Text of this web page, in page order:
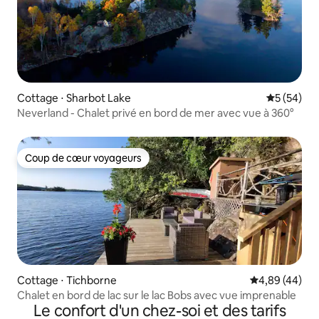
Cottage ⋅ Sharbot Lake
5 (54)
Neverland - Chalet privé en bord de mer avec vue à 360°
Coup de cœur voyageurs
Coup de cœur voyageurs
Cottage ⋅ Tichborne Évaluation
4,89 (44)
Chalet en bord de lac sur le lac Bobs avec vue imprenable
Le confort d'un chez-soi et des tarifs